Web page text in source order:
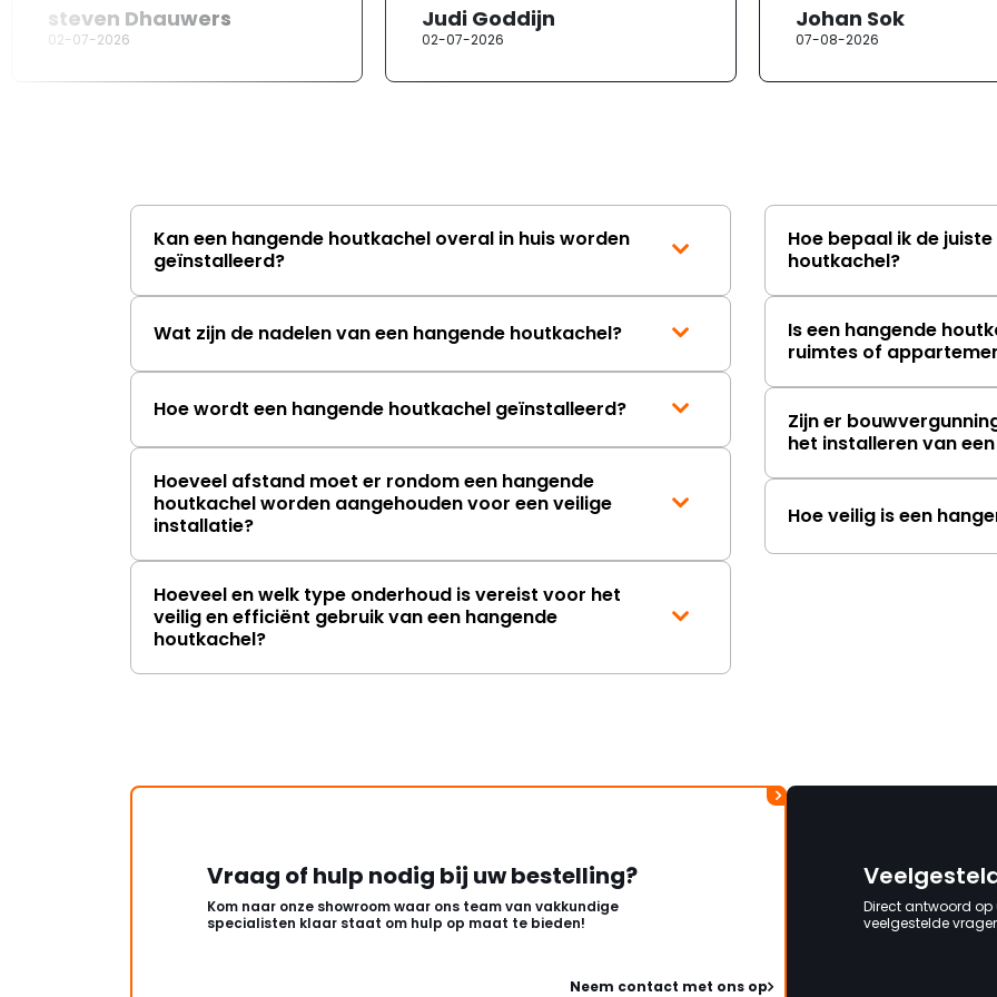
steven Dhauwers
02-07-2026
Judi Goddijn
02-07-2026
Johan Sok
07-08-2026
Kan een hangende houtkachel overal in huis worden
geïnstalleerd?
Wat zijn de nadelen van een hangende houtkachel?
Hoe wordt een hangende houtkachel geïnstalleerd?
Hoeveel afstand moet er rondom een hangende
houtkachel worden aangehouden voor een veilige
installatie?
Hoeveel en welk type onderhoud is vereist voor het
veilig en efficiënt gebruik van een hangende
houtkachel?
Hoe bepaal ik de
houtkachel?
Is een hangende
ruimtes of
Zijn er
het installeren van
Hoe veilig is een
Vraag of hulp nodig bij uw bestelling?
Kom naar onze showroom waar ons team van vakkundige
specialisten klaar staat om hulp op maat te bieden!
Neem contact met ons op
Direct antwoord op
veelgestelde